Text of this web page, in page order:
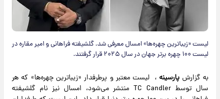
لیست «زیباترین چهره‌ها» امسال معرفی شد. گلشیفته فراهانی و امیر مقاره در
لیست ۱۰۰ چهره برتر جهان در سال ۲۰۲۵ قرار گرفتند.
به گزارشپارسینه، لیست معتبر و پرطرفدار «زیباترین چهره‌ها» که هر
سال توسط TC Candler منتشر می‌شود، امسال نیز نام گلشیفته